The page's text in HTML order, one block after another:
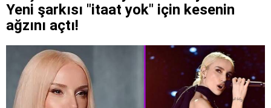
Yeni şarkısı "itaat yok" için kesenin
ağzını açtı!